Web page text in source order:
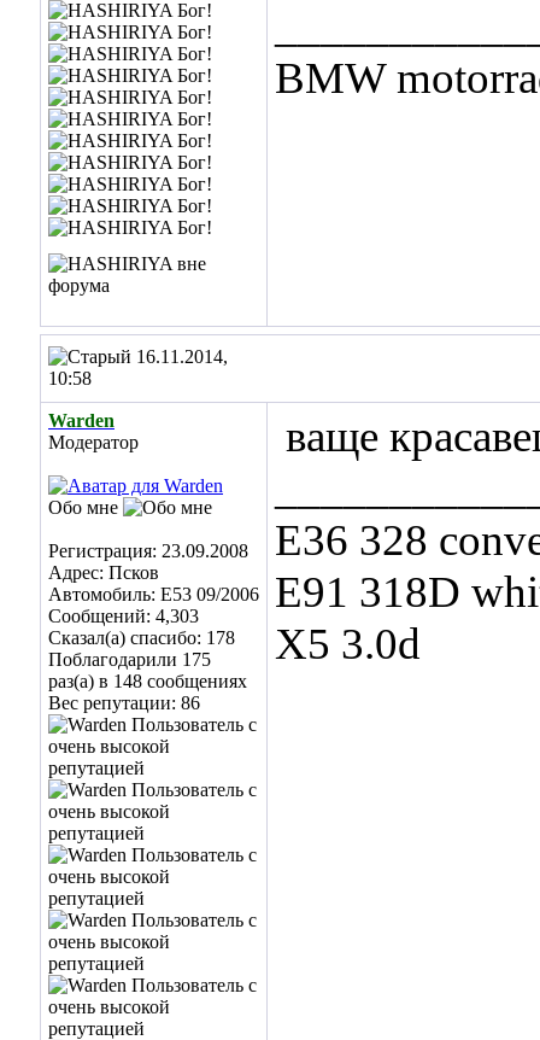
BMW
16.11.2014,
10:58
Warden
Модератор
Обо мне
Регистрация: 23.09.2008
Адрес: Псков
Автомобиль: E53 09/2006
Сообщений: 4,303
Сказал(а) спасибо: 178
Поблагодарили 175
раз(а) в 148 сообщениях
Вес репутации: 86
ваще
E36 328
E91 318D
X5 3.0d